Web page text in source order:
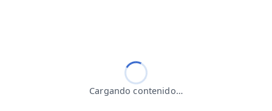
Cargando contenido…